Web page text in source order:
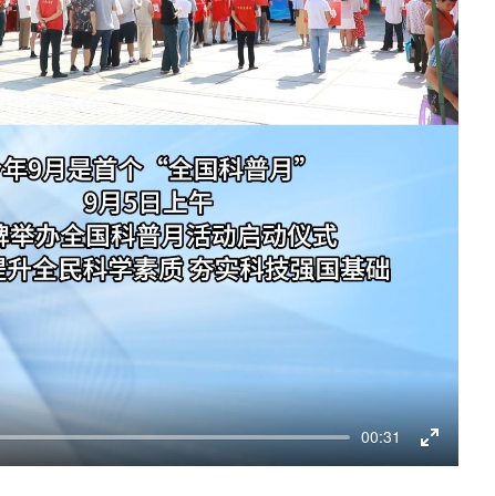
00:31
Enter